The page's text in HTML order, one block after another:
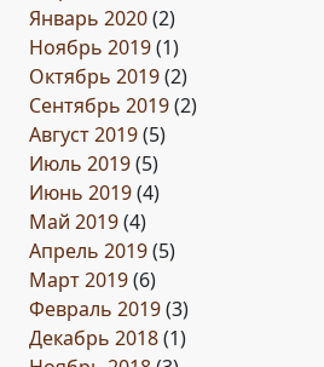
Январь 2020(2)
Ноябрь 2019(1)
Октябрь 2019(2)
Сентябрь 2019(2)
Август 2019(5)
Июль 2019(5)
Июнь 2019(4)
Май 2019(4)
Апрель 2019(5)
Март 2019(6)
Февраль 2019(3)
Декабрь 2018(1)